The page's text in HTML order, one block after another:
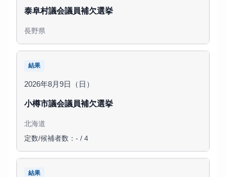
泰阜村議会議員補欠選挙
長野県
結果
2026年8月9日（日）
小樽市議会議員補欠選挙
北海道
定数/候補者数：- / 4
結果